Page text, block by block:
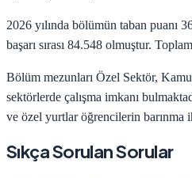
2026 yılında bölümün taban puanı
başarı sırası 84.548 olmuştur.
Bölüm mezunları Özel Sektör,
sektörlerde çalışma imkanı
ve özel yurtlar öğrencilerin barınma
Sıkça Sorulan Sorular